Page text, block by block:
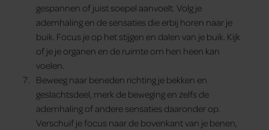
gespannen of juist soepel aanvoelt. Volg je
ademhaling en de sensaties die erbij horen naar je
buik. Focus je op het stijgen en dalen van je buik. Kijk
of je je organen en de ruimte om hen heen kan
voelen.
Beweeg naar beneden richting je bekken en
geslachtsdeel, merk de beweging en zelfs de
ademhaling of andere sensaties daaronder op.
Verschuif je focus naar de bovenkant van je benen,